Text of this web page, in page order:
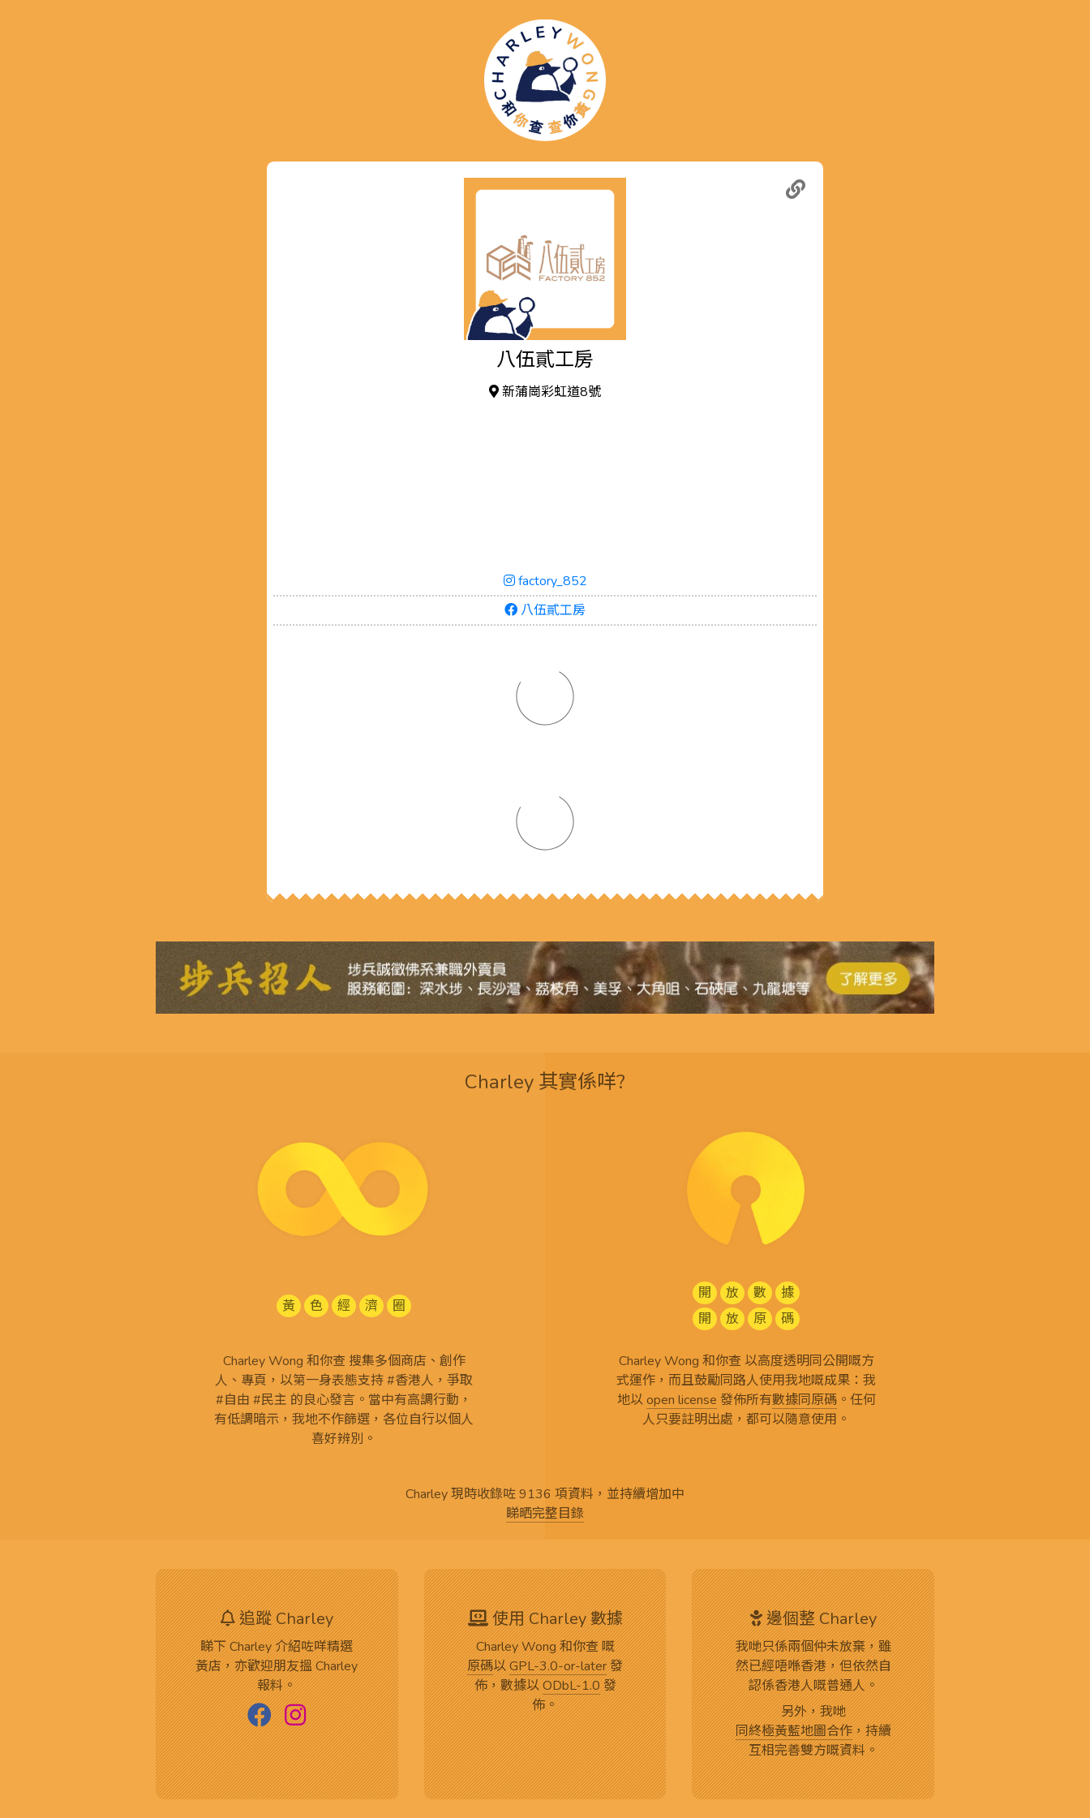
八伍貳工房
新蒲崗彩虹道8號
factory_852
八伍貳工房
Charley 其實係咩?
黃 色 經 濟 圈
Charley Wong 和你查 搜集多個商店、創作
人、專頁，以第一身表態支持 #香港人，爭取
#自由 #民主 的良心發言。當中有高調行動，
有低調暗示，我地不作篩選，各位自行以個人
喜好辨別。
開 放 數
據
開
放 原 碼
Charley Wong 和你查 以高度透明同公開嘅方
式運作，而且鼓勵同路人使用我地嘅成果：我
地以open license 發佈所有數據同原碼。任何
人只要註明出處，都可以隨意使用。
Charley 現時收錄咗 9136 項資料，並持續增加中
睇晒完整目錄
追蹤 Charley
睇下 Charley 介紹咗咩精選
黃店，亦歡迎朋友搵 Charley
報料。
使用 Charley 數據
Charley Wong 和你查 嘅
原碼以GPL-3.0-or-later發
佈，數據以ODbL-1.0發
佈。
邊個整 Charley
我哋只係兩個仲未放棄，雖
然已經唔喺香港，但依然自
認係香港人嘅普通人。
另外，我哋
同終極黃藍地圖合作，持續
互相完善雙方嘅資料。